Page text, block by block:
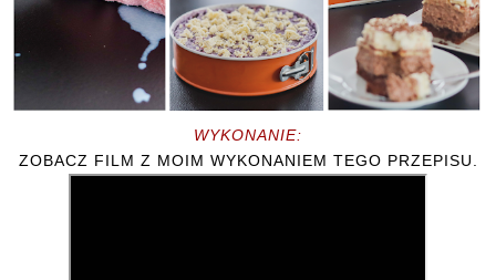
WYKONANIE:
ZOBACZ FILM Z MOIM WYKONANIEM TEGO PRZEPISU.